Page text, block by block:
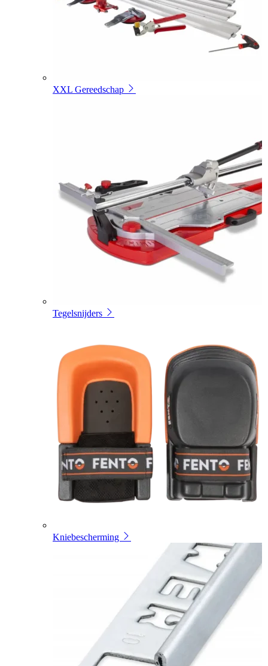
XXL Gereedschap
Tegelsnijders
Kniebescherming